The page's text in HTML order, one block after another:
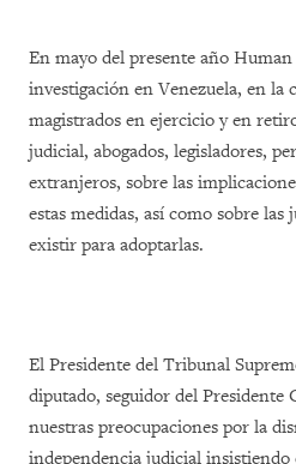
En mayo del presente año
investigación en Venezuela, en la
magistrados en ejercicio y en
judicial, abogados, legisladores,
extranjeros, sobre las
estas medidas, así como sobre
existir para adoptarlas.
El Presidente del Tribunal
diputado, seguidor del Presidente
nuestras preocupaciones por la
independencia judicial insistiendo